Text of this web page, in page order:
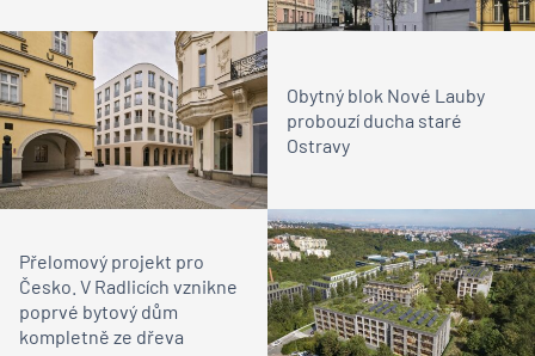
Obytný blok Nové Lauby
probouzí ducha staré
Ostravy
Přelomový projekt pro
Česko. V Radlicích vznikne
poprvé bytový dům
kompletně ze dřeva